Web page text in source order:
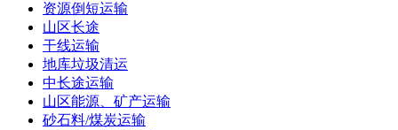
资源倒短运输
山区长途
干线运输
地库垃圾清运
中长途运输
山区能源、矿产运输
砂石料/煤炭运输